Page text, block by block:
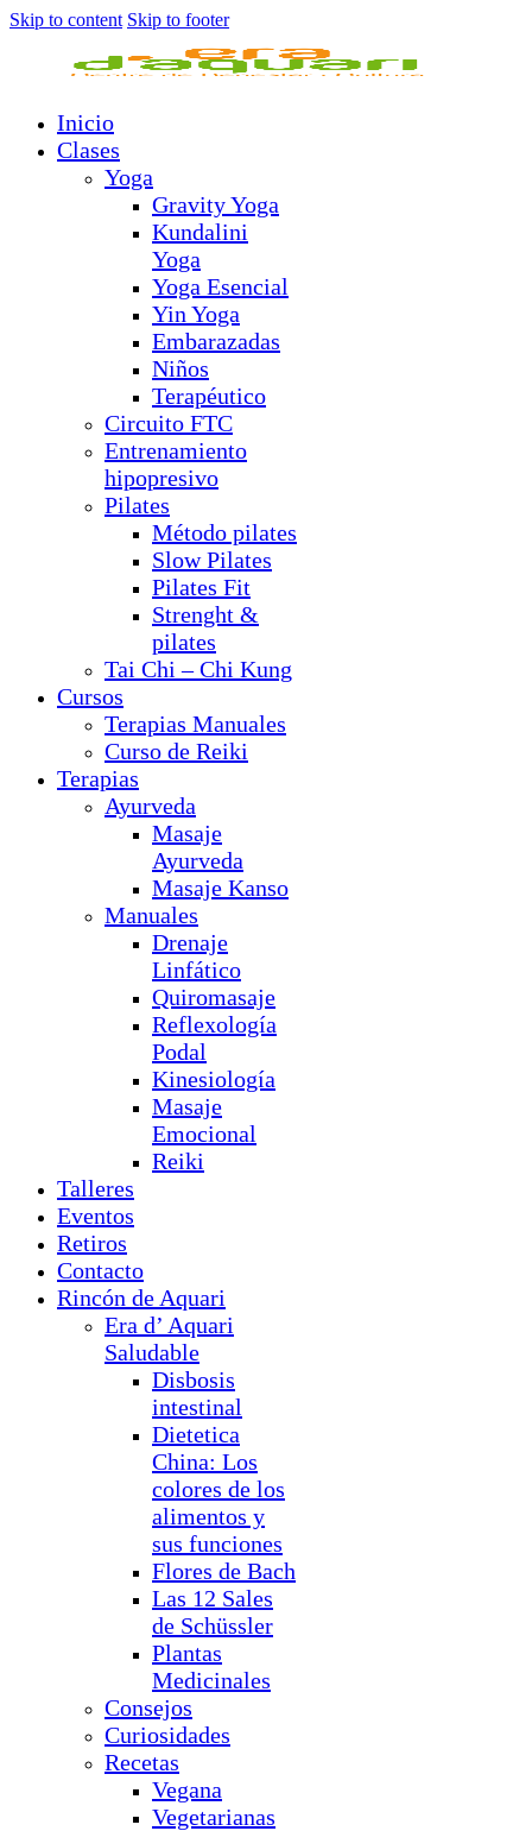
Skip to content Skip to footer
Inicio
Clases
Yoga
Gravity Yoga
Kundalini
Yoga
Yoga Esencial
Yin Yoga
Embarazadas
Niños
Terapéutico
Circuito FTC
Entrenamiento
hipopresivo
Pilates
Método pilates
Slow Pilates
Pilates Fit
Strenght &
pilates
Tai Chi – Chi Kung
Cursos
Terapias Manuales
Curso de Reiki
Terapias
Ayurveda
Masaje
Ayurveda
Masaje Kanso
Manuales
Drenaje
Linfático
Quiromasaje
Reflexología
Podal
Kinesiología
Masaje
Emocional
Reiki
Talleres
Eventos
Retiros
Contacto
Rincón de Aquari
Era d’ Aquari
Saludable
Disbosis
intestinal
Dietetica
China: Los
colores de los
alimentos y
sus funciones
Flores de Bach
Las 12 Sales
de Schüssler
Plantas
Medicinales
Consejos
Curiosidades
Recetas
Vegana
Vegetarianas